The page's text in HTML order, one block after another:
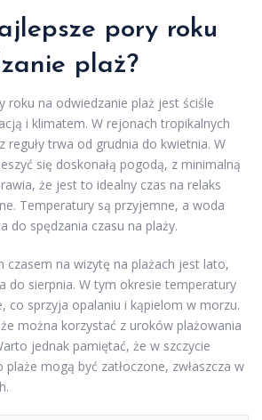
pory roku
plaż?
roku na odwiedzanie plaż jest ściśle
i klimatem. W rejonach tropikalnych
z reguły trwa od grudnia do kwietnia. W
się doskonałą pogodą, z minimalną
że jest to idealny czas na relaks
Temperatury są przyjemne, a woda
do spędzania czasu na plaży.
czasem na wizytę na plażach jest lato,
do sierpnia. W tym okresie temperatury
co sprzyja opalaniu i kąpielom w morzu.
można korzystać z uroków plażowania
jednak pamiętać, że w szczycie
mogą być zatłoczone, zwłaszcza w